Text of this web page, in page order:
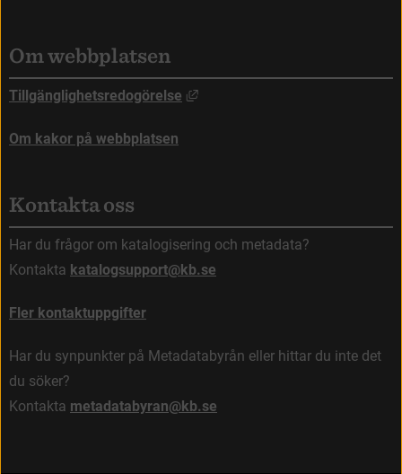
Om webbplatsen
Tillgänglighetsredogörelse Länk till annan webbplats,
Om kakor på webbplatsen
Kontakta oss
Har du frågor om katalogisering och metadata?
Kontakta katalogsupport@kb.se
Fler kontaktuppgifter
Har du synpunkter på Metadatabyrån eller hittar du inte det
du söker?
Kontakta metadatabyran@kb.se